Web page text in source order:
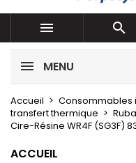
 
MENU
Accueil
transfert thermique
Cire-Résine WR4F (SG3F)
ACCUEIL